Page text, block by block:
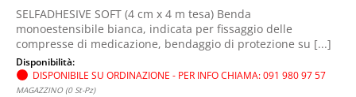
SELFADHESIVE SOFT (4 cm x 4 m tesa) Benda
monoestensibile bianca, indicata per fissaggio delle
compresse di medicazione, bendaggio di protezione su [...]
Disponibilità:
DISPONIBILE SU ORDINAZIONE - PER INFO CHIAMA: 091 980 97 57
MAGAZZINO (0 St-Pz)